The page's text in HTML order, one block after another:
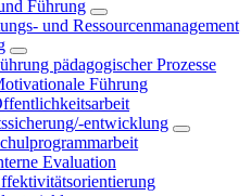
Führung
und Ressourcenmanagement
pädagogischer Prozesse
Führung
entwicklung
Evaluation